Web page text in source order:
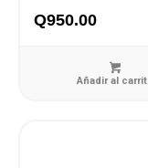
Q950.00
Añadir al